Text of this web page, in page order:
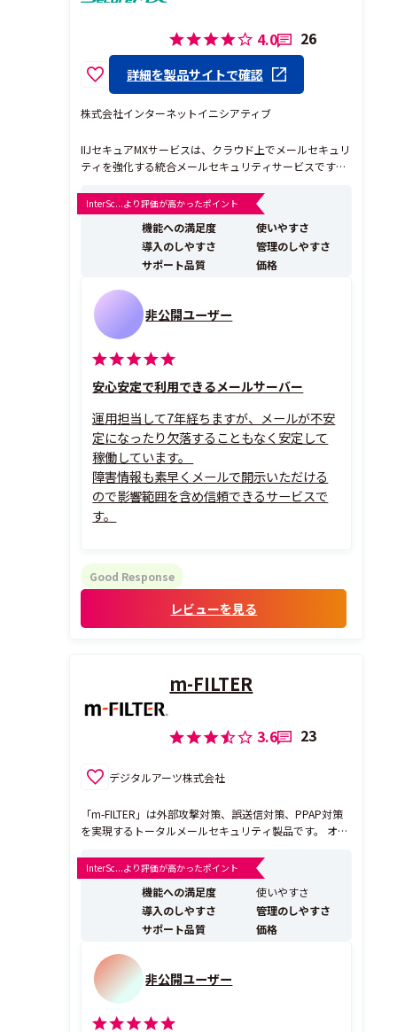
4.0 26
詳細を製品サイトで確認
株式会社インターネットイニシアティブ
IIJセキュアMXサービスは、クラウド上でメールセキュリ
ティを強化する統合メールセキュリティサービスです。
内部不正対策など、メールの受信・送信のセキュリティ
対策をワンストップで実現します。 ＜IIJセキュアMXサ
ービスの特長＞ ●多層的なフィル...
InterSc...より評価が高かったポイント
機能への満足度
使いやすさ
導入のしやすさ
管理のしやすさ
サポート品質
価格
非公開ユーザー
安心安定で利用できるメールサーバー
運用担当して7年経ちますが、メールが不安
定になったり欠落することもなく安定して
稼働しています。
障害情報も素早くメールで開示いただける
ので影響範囲を含め信頼できるサービスで
す。
Good Response
レビューを見る
m-FILTER
3.6 23
デジタルアーツ株式会社
「m-FILTER」は外部攻撃対策、誤送信対策、PPAP対策
を実現するトータルメールセキュリティ製品です。 オン
ILTER@Cloud」がございます。（以下「m-FILTER」）
「m-FLITER」のDB（データベース）は安全な送信元の
InterSc...より評価が高かったポイント
機能への満足度
使いやすさ
導入のしやすさ
管理のしやすさ
サポート品質
価格
非公開ユーザー